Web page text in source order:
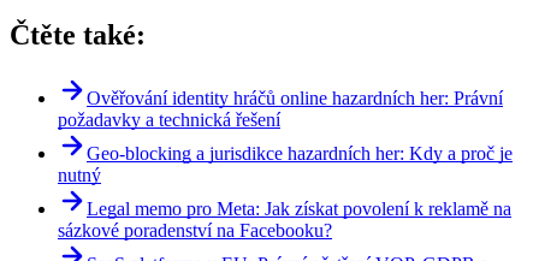
Čtěte také:
Ověřování identity hráčů online hazardních her: Právní
požadavky a technická řešení
Geo-blocking a jurisdikce hazardních her: Kdy a proč je
nutný
Legal memo pro Meta: Jak získat povolení k reklamě na
sázkové poradenství na Facebooku?